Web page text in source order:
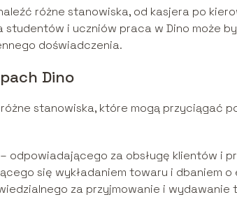
różne stanowiska, od kasjera po
studentów i uczniów praca w Dino może
doświadczenia.
Dino
stanowiska, które mogą przyciągać
odpowiadającego za obsługę klientów i
się wykładaniem towaru i dbaniem o
za przyjmowanie i wydawanie